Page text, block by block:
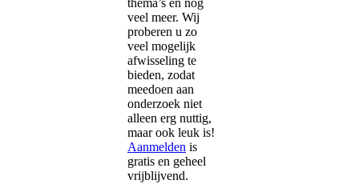
veel meer. Wij
proberen u zo
veel mogelijk
afwisseling te
bieden, zodat
meedoen aan
onderzoek niet
alleen erg nuttig,
maar ook leuk is!
Aanmelden is
gratis en geheel
vrijblijvend.